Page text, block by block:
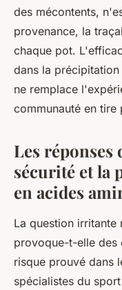
des mécontents,
provenance, la
chaque pot.
dans la
ne remplace
communauté en tire
Les réponses
sécurité et la
en acides
La question irritante
provoque-t-elle des
risque prouvé dans
spécialistes du